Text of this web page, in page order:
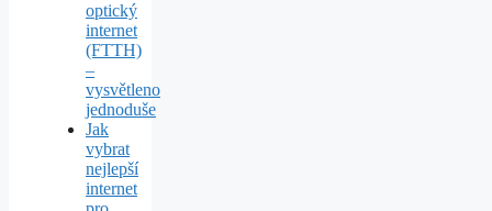
optický
internet
(FTTH)
–
vysvětleno
jednoduše
Jak
vybrat
nejlepší
internet